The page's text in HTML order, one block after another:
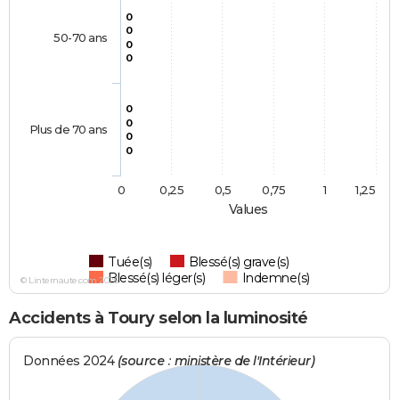
Values
0
0
0
0
0
0
0
0
Tuée(s)
Blessé(s) grave(s)
Blessé(s) léger(s)
Indemne(s)
50-70 ans
Plus de 70 ans
0 1
0,25 0,5 0,75 1,25
© Linternaute.com 2026
Accidents à Toury selon la luminosité
Données 2024 (source : ministère de l'Intérieur)